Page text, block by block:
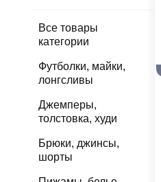
Все товары
категории
Футболки, майки,
лонгсливы
Джемперы,
толстовка, худи
Брюки, джинсы,
шорты